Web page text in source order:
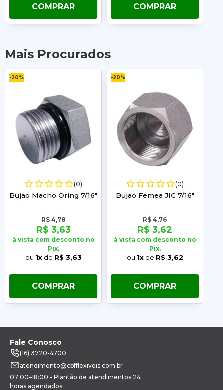
COMPRAR COMPRAR
Mais Procurados
-20%
(0)
Bujao Macho Oring 7/16"
R$ 4,78
R$ 3,63
à vista com desconto no
Pix.
ou 1xde R$ 3,63
COMPRAR
-20%
(0)
Bujao Femea JIC 7/16"
R$ 4,76
R$ 3,62
à vista com desconto no
Pix.
ou 1xde R$ 3,62
COMPRAR
Fale Conosco
(16) 3720-4700
atendimento@cbfflexiveis.com.br
07:00–18:00 - Plantão de atendimentos 24
horas agendados.